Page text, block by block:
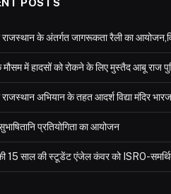
राजस्थान के अंतर्गत जागरूकता रैली का
मौसम में हादसों को रोकने के लिए मुस्तैद आबू राज
राजस्थान अभियान के तहत आदर्श विद्या मंदिर
प्रतियोगिता का आयोजन
की 15 साल की स्टूडेंट एंजेल कंवर को ISRO-